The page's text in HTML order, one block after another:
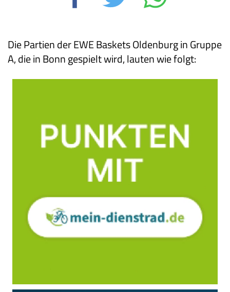
Die Partien der EWE Baskets Oldenburg in Gruppe
A, die in Bonn gespielt wird, lauten wie folgt: